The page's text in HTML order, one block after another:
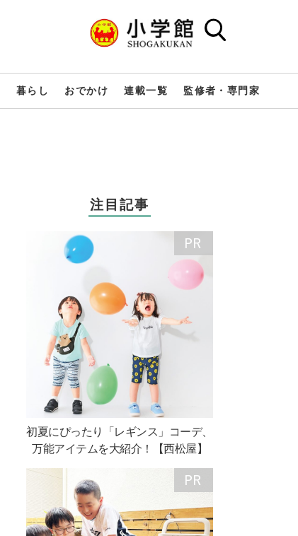
暮らし おでかけ 連載一覧 監修者・専門家
注目記事
初夏にぴったり「レギンス」コーデ、
万能アイテムを大紹介！【西松屋】